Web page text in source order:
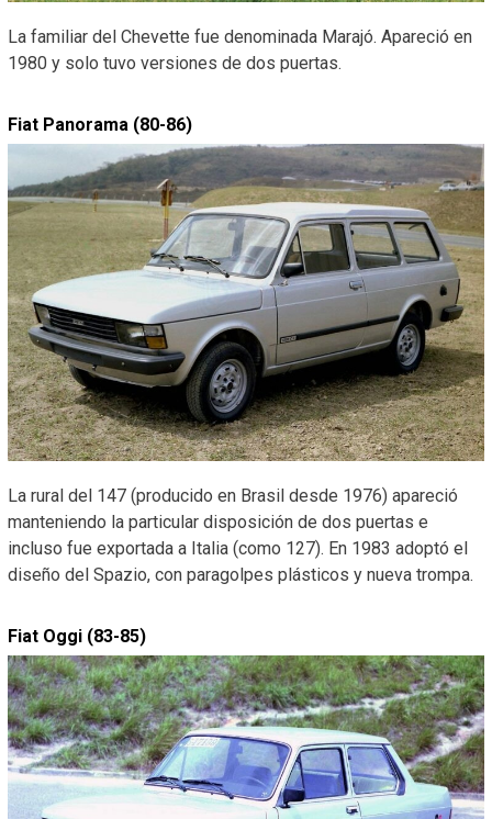
La familiar del Chevette fue denominada Marajó. Apareció en
1980 y solo tuvo versiones de dos puertas.
Fiat Panorama (80-86)
La rural del 147 (producido en Brasil desde 1976) apareció
manteniendo la particular disposición de dos puertas e
incluso fue exportada a Italia (como 127). En 1983 adoptó el
diseño del Spazio, con paragolpes plásticos y nueva trompa.
Fiat Oggi (83-85)